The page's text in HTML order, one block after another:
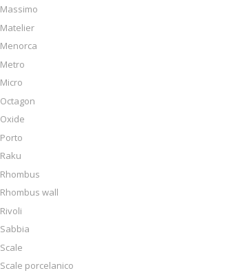
Massimo
Matelier
Menorca
Metro
Micro
Octagon
Oxide
Porto
Raku
Rhombus
Rhombus wall
Rivoli
Sabbia
Scale
Scale porcelanico